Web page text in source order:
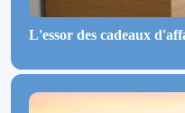
L'essor des cadeaux